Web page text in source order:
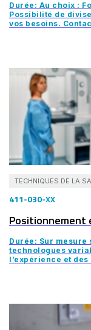
Durée: Au choix :
Possibilité de
vos besoins.
TECHNIQUES DE LA
411-030-XX
Positionnement
Durée: Sur mesure
technologues
l’expérience et